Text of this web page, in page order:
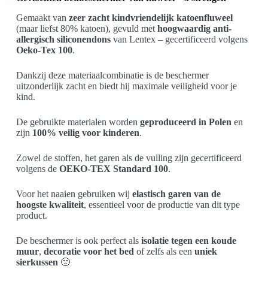
Gemaakt van zeer zacht kindvriendelijk katoenfluweel
(maar liefst 80% katoen), gevuld met hoogwaardig anti-
allergisch siliconendonsvan Lentex – gecertificeerd volgens
Oeko-Tex 100.
Dankzij deze materiaalcombinatie is de beschermer
uitzonderlijk zacht en biedt hij maximale veiligheid voor je
kind.
De gebruikte materialen worden geproduceerd in Polen en
zijn 100% veilig voor kinderen.
Zowel de stoffen, het garen als de vulling zijn gecertificeerd
volgens de OEKO-TEX Standard 100.
Voor het naaien gebruiken wij elastisch garen van de
hoogste kwaliteit, essentieel voor de productie van dit type
product.
De beschermer is ook perfect als isolatie tegen een koude
muur, decoratie voor het bed of zelfs als een uniek
sierkussen 🙂